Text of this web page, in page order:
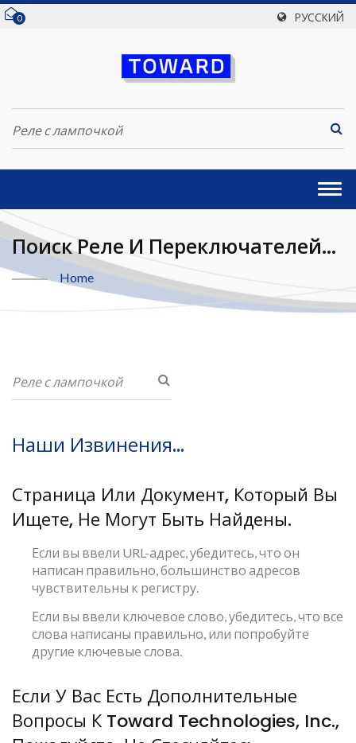
0 РУССКИЙ
Поиск Реле И Переключателей
Реле С Лампочкой | Toward
Technologies, Inc.
Home
Наши Извинения...
Страница Или Документ, Который Вы
Ищете, Не Могут Быть Найдены.
Если вы ввели URL-адрес, убедитесь, что он
написан правильно, большинство адресов
чувствительны к регистру.
Если вы ввели ключевое слово, убедитесь, что все
слова написаны правильно, или попробуйте
другие ключевые слова.
Если У Вас Есть Дополнительные
Вопросы К Toward Technologies, Inc.,